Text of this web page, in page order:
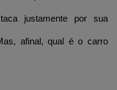
justamente por sua
afinal, qual é o carro